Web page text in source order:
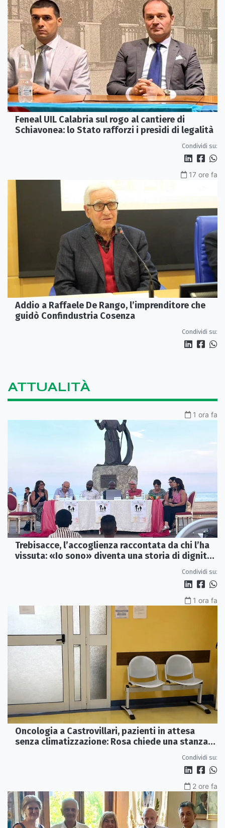
Feneal UIL Calabria sul rogo al cantiere di
Schiavonea: lo Stato rafforzi i presìdi di legalità
Condividi su:
17 ore fa
Addio a Raffaele De Rango, l’imprenditore che
guidò Confindustria Cosenza
Condividi su:
ATTUALITÀ
1 ora fa
Trebisacce, l’accoglienza raccontata da chi l’ha
vissuta: «Io sono» diventa una storia di dignità
Condividi su:
1 ora fa
Oncologia a Castrovillari, pazienti in attesa
senza climatizzazione: Rosa chiede una stanza
Condividi su:
2 ore fa